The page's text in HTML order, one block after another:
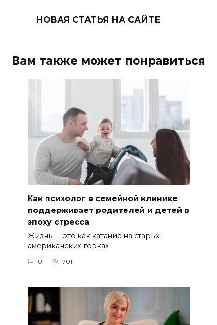
НОВАЯ СТАТЬЯ НА САЙТЕ
Вам также может понравиться
Как психолог в семейной клинике
поддерживает родителей и детей в
эпоху стресса
Жизнь — это как катание на старых
американских горках
0 701